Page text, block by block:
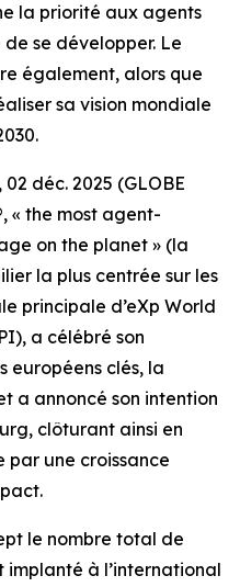
la priorité aux agents
se développer. Le
également, alors que
sa vision mondiale
déc. 2025 (GLOBE
« the most agent-
on the planet » (la
la plus centrée sur les
principale d’eXp World
a célébré son
européens clés, la
a annoncé son intention
clôturant ainsi en
par une croissance
le nombre total de
implanté à l’international